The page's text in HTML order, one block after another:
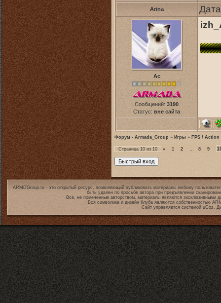
Arina
Ас
Сообщений: 3190
Статус: вне сайта
Форум - Armada_Group » Игры » FPS / Action
Страница 10 из 10 « 1 2 … 8 9
ARMDGroup.ru - это открытый ресурс, позволяющий публиковать материалы любому
быть удален по просьбе автора при предъявлении
Все, не помеченные авторством, материалы являются эксклюзивными
Вся символика и дизайн Клуба являются собственностью
Сайт управляется системой uCoz.